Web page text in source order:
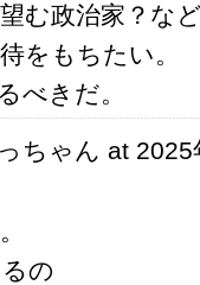
む政治家？な
をもちたい。
べきだ。
ちゃん at
の